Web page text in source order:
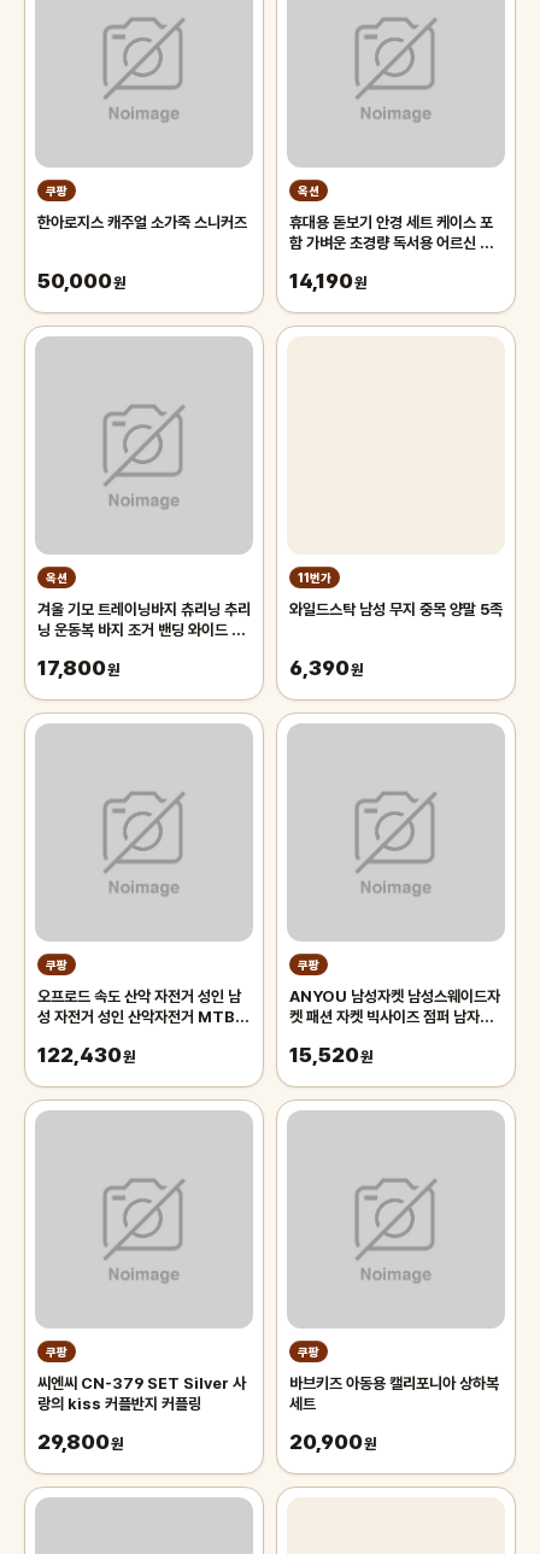
쿠팡
한아로지스 캐주얼 소가죽 스니커즈
50,000원
옥션
휴대용 돋보기 안경 세트 케이스 포
함 가벼운 초경량 독서용 어르신 노
남성
14,190원
옥션
겨울 기모 트레이닝바지 츄리닝 추리
닝 운동복 바지 조거 밴딩 와이드 팬
17,800원
11번가
와일드스탁 남성 무지 중목 양말 5족
6,390원
쿠팡
오프로드 속도 산악 자전거 성인 남
성 자전거 성인 산악자전거 MTB,
122,430원
쿠팡
ANYOU 남성자켓 남성스웨이드자
켓 패션 자켓 빅사이즈 점퍼 남자자
15,520원
쿠팡
씨엔씨 CN-379 SET Silver 사
랑의 kiss 커플반지 커플링
29,800원
쿠팡
바브키즈 아동용 캘리포니아 상하복
세트
20,900원